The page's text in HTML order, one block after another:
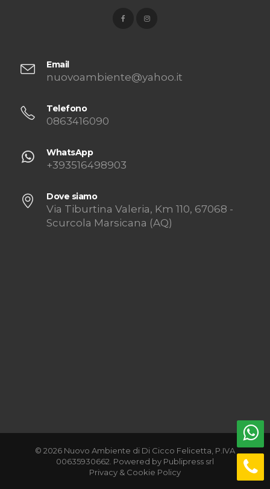
Email
nuovoambiente@yahoo.it
Telefono
0863416090
WhatsApp
+393516498903
Dove siamo
Via Tiburtina Valeria, Km 110, 67068 -
Scurcola Marsicana (AQ)
© 2026 Nuovo Ambiente di Di Cicco Felicetta, P.IVA
00635930662. Powered by Publipress srl
Privacy & Cookie Policy